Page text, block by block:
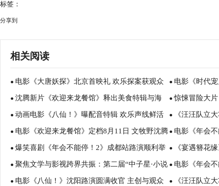
标签：
分享到
相关阅读
● 电影《大唐妖探》北京首映礼 欢乐探案获观众
盛赞：“夯！”
● 电影《时代
诠释爱与宽恕
● 沈腾新片《欢迎来龙餐馆》释出美食特辑与海
报 烟火气中见人情温暖
●惊悚冒险大
瑟薇直面恐龙
● 动画电影《八仙！》曝配音特辑 欢乐声线鲜活
塑造凡人八仙群像
● 《汪汪队立
暑假亲子观影
● 电影《欢迎来龙餐馆》定档8月11日 文牧野沈腾
蒋奇明带中餐闯中东
● 电影《年会
场爆笑不停共
● 爆笑喜剧《年会不能停！2》成都站路演顺利举
行 张若昀白客爆笑整活走心输出
● 《宴遇簪花
美食
● 聚焦文学与影视跨界共振：第二届“中子星·小说
月报影视改编价值潜力榜”在盐城揭晓
● 电影《年会
创解读分享更
● 电影《八仙！》沈阳路演圆满收官 主创与观众 ● 《汪汪队立